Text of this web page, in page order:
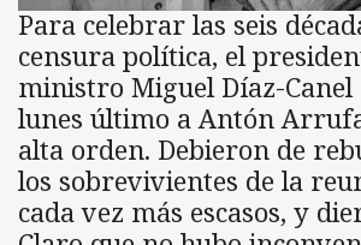
Para celebrar las seis
censura política, el
ministro Miguel Díaz-Canel
lunes último a Antón
alta orden. Debieron de
los sobrevivientes de la
cada vez más escasos, y